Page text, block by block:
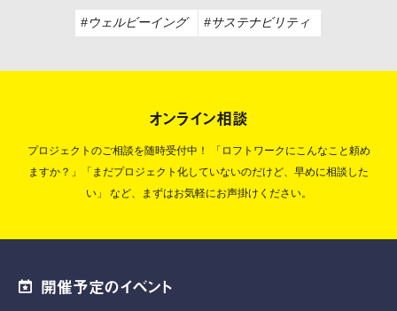
#ウェルビーイング #サステナビリティ
オンライン相談
プロジェクトのご相談を随時受付中！
「ロフトワークにこんなこと頼め
ますか？」「まだプロジェクト化していないのだけど、早めに相談した
い」
など、まずはお気軽にお声掛けください。
開催予定のイベント